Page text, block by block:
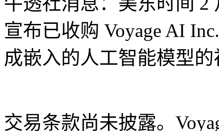
宣布已收购 Voyage AI
成嵌入的人工智能模型
交易条款尚未披露。